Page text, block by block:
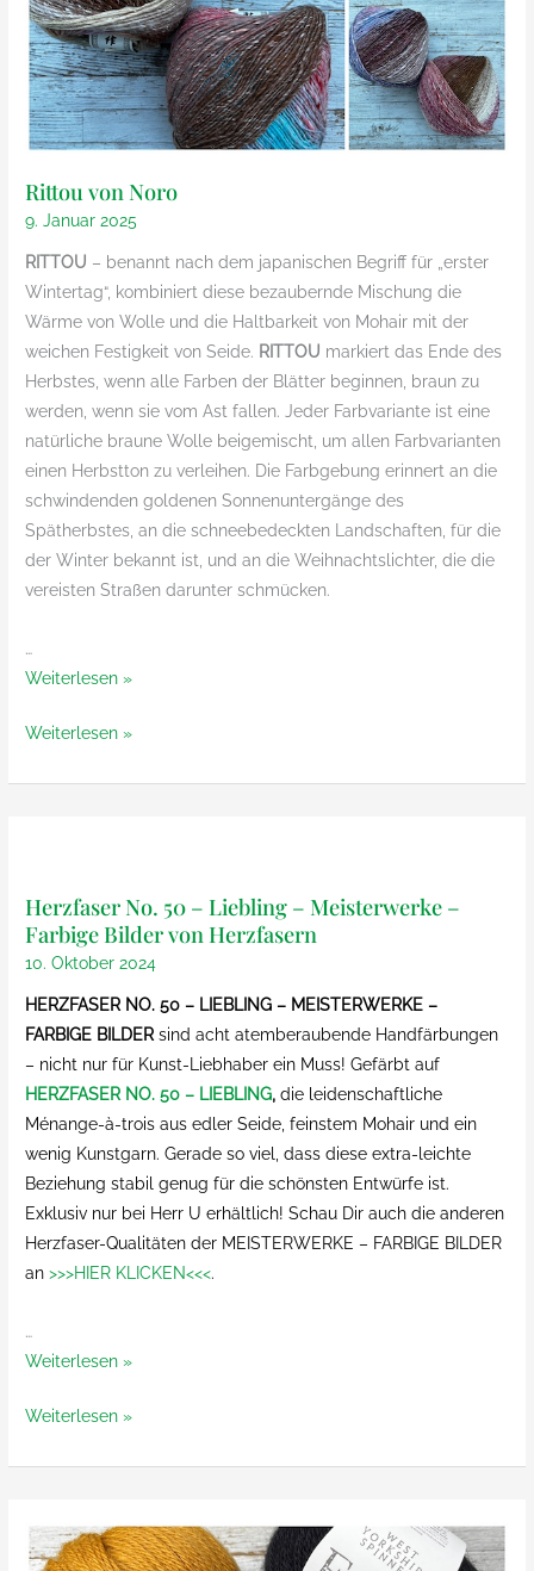
Rittou von Noro
9. Januar 2025
RITTOU – benannt nach dem japanischen Begriff für „erster
Wintertag“, kombiniert diese bezaubernde Mischung die
Wärme von Wolle und die Haltbarkeit von Mohair mit der
weichen Festigkeit von Seide. RITTOU markiert das Ende des
Herbstes, wenn alle Farben der Blätter beginnen, braun zu
werden, wenn sie vom Ast fallen. Jeder Farbvariante ist eine
natürliche braune Wolle beigemischt, um allen Farbvarianten
einen Herbstton zu verleihen. Die Farbgebung erinnert an die
schwindenden goldenen Sonnenuntergänge des
Spätherbstes, an die schneebedeckten Landschaften, für die
der Winter bekannt ist, und an die Weihnachtslichter, die die
vereisten Straßen darunter schmücken.
…
Rittou
Noro
Weiterlesen »
Rittou
Weiterlesen »
Herzfaser No. 50 – Liebling – Meisterwerke –
Farbige Bilder von Herzfasern
10. Oktober 2024
HERZFASER NO. 50 – LIEBLING – MEISTERWERKE –
FARBIGE BILDERsind acht atemberaubende Handfärbungen
– nicht nur für Kunst-Liebhaber ein Muss! Gefärbt auf
HERZFASER NO. 50 – LIEBLING, die leidenschaftliche
Ménange-à-trois aus edler Seide, feinstem Mohair und ein
wenig Kunstgarn. Gerade so viel, dass diese extra-leichte
Beziehung stabil genug für die schönsten Entwürfe ist.
Exklusiv nur bei Herr U erhältlich! Schau Dir auch die anderen
Herzfaser-Qualitäten der MEISTERWERKE – FARBIGE BILDER
an>>>HIER KLICKEN<<<.
…
Herzfaser
50
Meisterwerke
Weiterlesen »
Herzfaser
Liebling
–
Weiterlesen »